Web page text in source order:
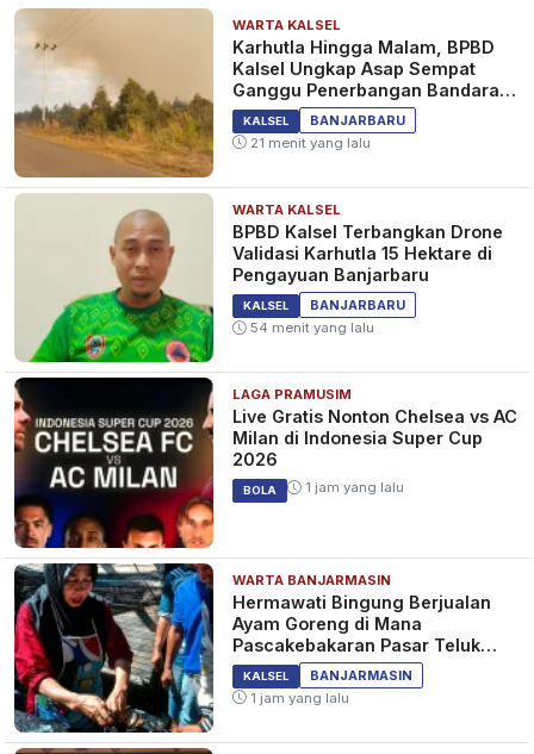
WARTA KALSEL
Karhutla Hingga Malam, BPBD
Kalsel Ungkap Asap Sempat
Ganggu Penerbangan Bandara
Syamsudin Noor
KALSEL
BANJARBARU
21 menit yang lalu
WARTA KALSEL
BPBD Kalsel Terbangkan Drone
Validasi Karhutla 15 Hektare di
Pengayuan Banjarbaru
KALSEL
BANJARBARU
54 menit yang lalu
LAGA PRAMUSIM
Live Gratis Nonton Chelsea vs AC
Milan di Indonesia Super Cup
2026
BOLA 1 jam yang lalu
WARTA BANJARMASIN
Hermawati Bingung Berjualan
Ayam Goreng di Mana
Pascakebakaran Pasar Teluk
Dalam Banjarmasin
KALSEL
BANJARMASIN
1 jam yang lalu